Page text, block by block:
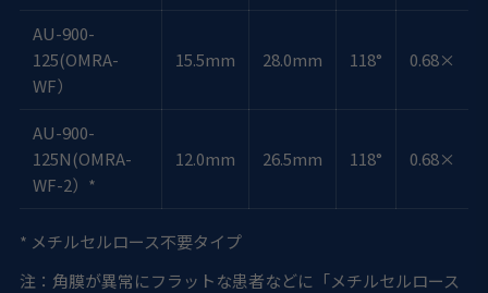
AU-900-
125(OMRA-
WF）
15.5mm 28.0mm 118° 0.68×
AU-900-
125N(OMRA-
WF-2）*
12.0mm 26.5mm 118° 0.68×
* メチルセルロース不要タイプ
注：角膜が異常にフラットな患者などに「メチルセルロース